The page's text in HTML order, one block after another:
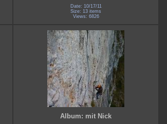
Date: 10/17/11
Size: 13 items
Views: 6826
Album: mit Nick